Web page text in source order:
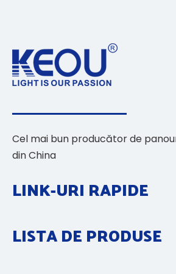
Cel mai bun producător de
din China
LINK-URI RAPIDE
LISTA DE PRODUSE